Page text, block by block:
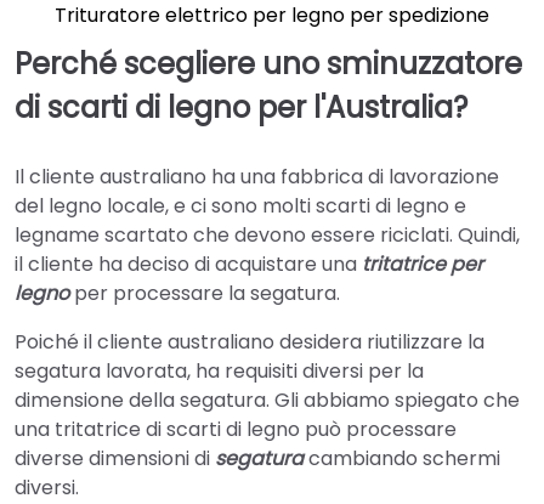
Trituratore elettrico per legno per spedizione
Perché scegliere uno sminuzzatore
di scarti di legno per l'Australia?
Il cliente australiano ha una fabbrica di lavorazione
del legno locale, e ci sono molti scarti di legno e
legname scartato che devono essere riciclati. Quindi,
il cliente ha deciso di acquistare una tritatrice per
legnoper processare la segatura.
Poiché il cliente australiano desidera riutilizzare la
segatura lavorata, ha requisiti diversi per la
dimensione della segatura. Gli abbiamo spiegato che
una tritatrice di scarti di legno può processare
diverse dimensioni di segaturacambiando schermi
diversi.